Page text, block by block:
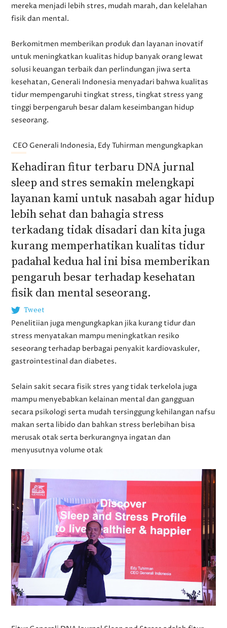
mereka menjadi lebih stres, mudah marah, dan kelelahan
fisik dan mental.
Berkomitmen memberikan produk dan layanan inovatif
untuk meningkatkan kualitas hidup banyak orang lewat
solusi keuangan terbaik dan perlindungan jiwa serta
kesehatan, Generali Indonesia menyadari bahwa kualitas
tidur mempengaruhi tingkat stress, tingkat stress yang
tinggi berpengaruh besar dalam keseimbangan hidup
seseorang.
CEO Generali Indonesia, Edy Tuhirman mengungkapkan
Kehadiran fitur terbaru DNA jurnal
sleep and stres semakin melengkapi
layanan kami untuk nasabah agar hidup
lebih sehat dan bahagia stress
terkadang tidak disadari dan kita juga
kurang memperhatikan kualitas tidur
padahal kedua hal ini bisa memberikan
pengaruh besar terhadap kesehatan
fisik dan mental seseorang.
Tweet
Penelitiian juga mengungkapkan jika kurang tidur dan
stress menyatakan mampu meningkatkan resiko
seseorang terhadap berbagai penyakit kardiovaskuler,
gastrointestinal dan diabetes.
Selain sakit secara fisik stres yang tidak terkelola juga
mampu menyebabkan kelainan mental dan gangguan
secara psikologi serta mudah tersinggung kehilangan nafsu
makan serta libido dan bahkan stress berlebihan bisa
merusak otak serta berkurangnya ingatan dan
menyusutnya volume otak